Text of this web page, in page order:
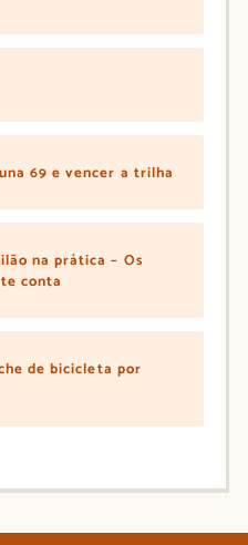
69 e vencer a trilha
na prática – Os
conta
de bicicleta por